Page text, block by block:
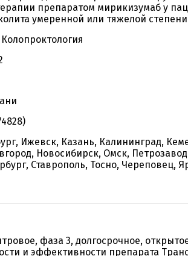
препаратом мирикизумаб у
умеренной или тяжелой степени
Ижевск, Казань, Калининград,
Новосибирск, Омск,
Ставрополь, Тосно, Череповец,
фаза 3, долгосрочное,
и эффективности препарата